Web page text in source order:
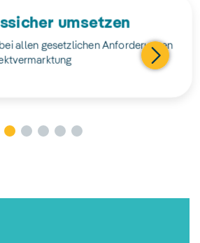
umsetzen
allen gesetzlichen Anforderungen